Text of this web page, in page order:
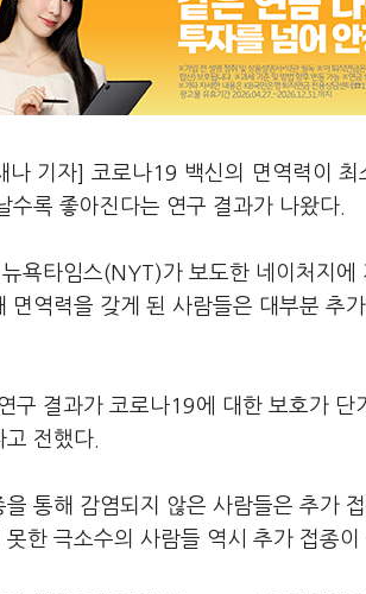
나 기자] 코로나19 백신의 면역력이
수록 좋아진다는 연구 결과가 나왔다.
욕타임스(NYT)가 보도한 네이처지
면역력을 갖게 된 사람들은 대부분 추
구 결과가 코로나19에 대한 보호가 단
전했다.
을 통해 감염되지 않은 사람들은 추가
못한 극소수의 사람들 역시 추가 접종이